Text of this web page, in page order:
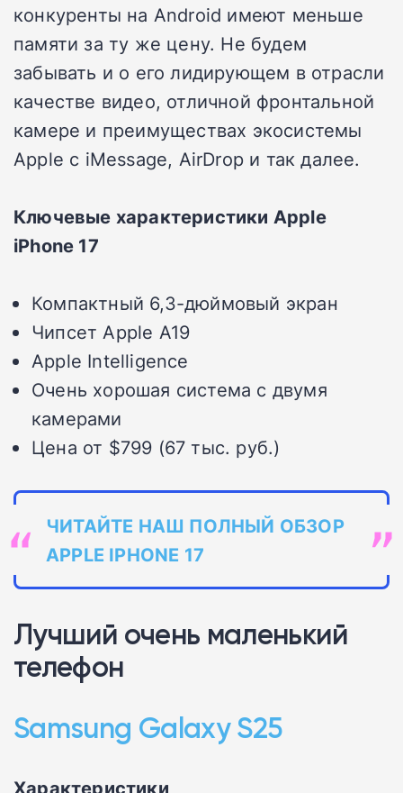
конкуренты на Android имеют меньше
памяти за ту же цену. Не будем
забывать и о его лидирующем в отрасли
качестве видео, отличной фронтальной
камере и преимуществах экосистемы
Apple с iMessage, AirDrop и так далее.
Ключевые характеристики Apple
iPhone 17
Компактный 6,3-дюймовый экран
Чипсет Apple A19
Apple Intelligence
Очень хорошая система с двумя
камерами
Цена от $799 (67 тыс. руб.)
ЧИТАЙТЕ НАШ ПОЛНЫЙ ОБЗОР
APPLE IPHONE 17
Лучший очень маленький
телефон
Samsung Galaxy S25
Характеристики